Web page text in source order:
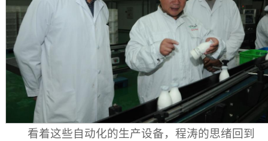
看着这些自动化的生产设备，程涛的思绪回到